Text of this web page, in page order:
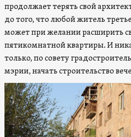
продолжает терять свой
до того, что любой житель
может при желании расширить
пятикомнатной квартиры. И
только, по совету
мэрии, начать строительство